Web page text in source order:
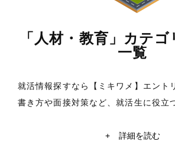
「人材・教育」カテ
一覧
就活情報探すなら【ミキワメ】エント
書き方や面接対策など、就活生に役立
をもらった現役学生ライターが、イン
+ 詳細を読む